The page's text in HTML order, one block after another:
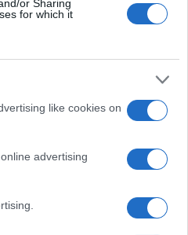
or Sharing
for which it
like cookies on
advertising